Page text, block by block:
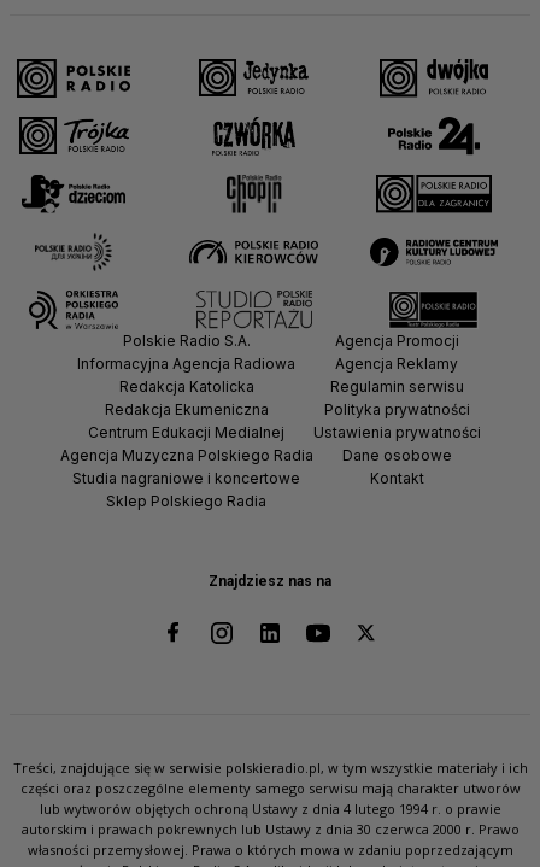
Znajdziesz nas na
Polskie Radio S.A.
Informacyjna Agencja Radiowa
Redakcja Katolicka
Redakcja Ekumeniczna
Centrum Edukacji Medialnej
Agencja Muzyczna Polskiego Radia
Studia nagraniowe i koncertowe
Sklep Polskiego Radia
Agencja Promocji
Agencja Reklamy
Regulamin serwisu
Polityka prywatności
Ustawienia prywatności
Dane osobowe
Kontakt
Treści, znajdujące się w serwisie polskieradio.pl, w tym wszystkie materiały i ich
części oraz poszczególne elementy samego serwisu mają charakter utworów
lub wytworów objętych ochroną Ustawy z dnia 4 lutego 1994 r. o prawie
autorskim i prawach pokrewnych lub Ustawy z dnia 30 czerwca 2000 r. Prawo
własności przemysłowej. Prawa o których mowa w zdaniu poprzedzającym